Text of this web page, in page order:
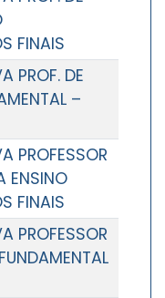
FINAIS
PROF. DE
–
PROFESSOR
ENSINO
FINAIS
PROFESSOR